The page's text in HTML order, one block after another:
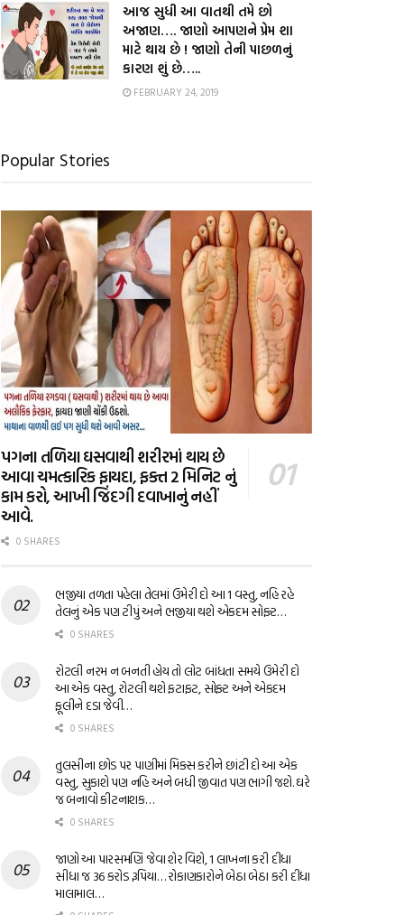
આજ સુધી આ વાતથી તમે છો
અજાણ…. જાણો આપણને પ્રેમ શા
માટે થાય છે ! જાણો તેની પાછળનું
કારણ શું છે…..
FEBRUARY 24, 2019
Popular Stories
પગના તળિયા ઘસવાથી શરીરમાં થાય છે
આવા ચમત્કારિક ફાયદા, ફક્ત 2 મિનિટ નું
કામ કરો, આખી જિંદગી દવાખાનું નહીં
આવે.
0 SHARES
ભજીયા તળતા પહેલા તેલમાં ઉમેરી દો આ 1 વસ્તુ, નહિ રહે
તેલનું એક પણ ટીપું અને ભજીયા થશે એકદમ સોફ્ટ…
0 SHARES
રોટલી નરમ ન બનતી હોય તો લોટ બાંધતા સમયે ઉમેરી દો
આ એક વસ્તુ, રોટલી થશે ફટાફટ, સોફ્ટ અને એકદમ
ફૂલીને દડા જેવી…
0 SHARES
તુલસીના છોડ પર પાણીમાં મિક્સ કરીને છાંટી દો આ એક
વસ્તુ, સુકાશે પણ નહિ અને બધી જીવાત પણ ભાગી જશે. ઘરે
જ બનાવો કીટનાશક…
0 SHARES
જાણો આ પારસમણિ જેવા શેર વિશે, 1 લાખના કરી દીધા
સીધા જ 36 કરોડ રૂપિયા… રોકાણકારોને બેઠા બેઠા કરી દીધા
માલામાલ…